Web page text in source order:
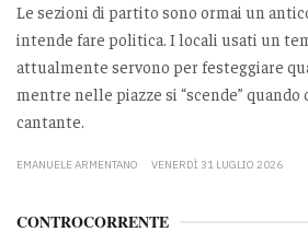
Le sezioni di partito sono ormai un
intende fare politica. I locali usati un
attualmente servono per festeggiare
mentre nelle piazze si “scende” quando
cantante.
EMANUELE ARMENTANO VENERDÌ 31 LUGLIO 2026
CONTROCORRENTE